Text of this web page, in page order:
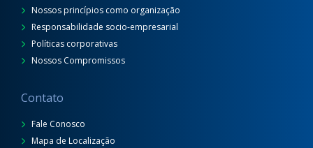
Nossos princípios como organização
Responsabilidade socio-empresarial
Políticas corporativas
Nossos Compromissos
Contato
Fale Conosco
Mapa de Localização